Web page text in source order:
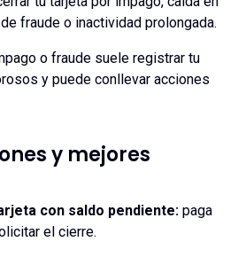
fraude o inactividad prolongada.
o fraude suele registrar tu
y puede conllevar acciones
y mejores
con saldo pendiente: paga
el cierre.